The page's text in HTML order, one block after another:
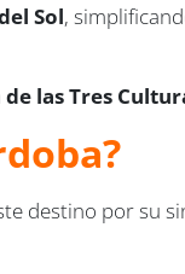
Sol,
las Tres
destino por su